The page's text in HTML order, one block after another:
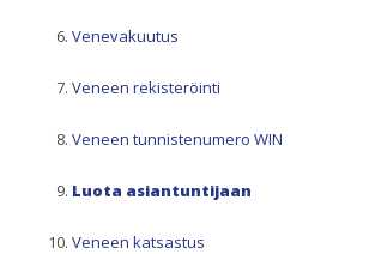
Venevakuutus
Veneen rekisteröinti
Veneen tunnistenumero WIN
Luota asiantuntijaan
Veneen katsastus